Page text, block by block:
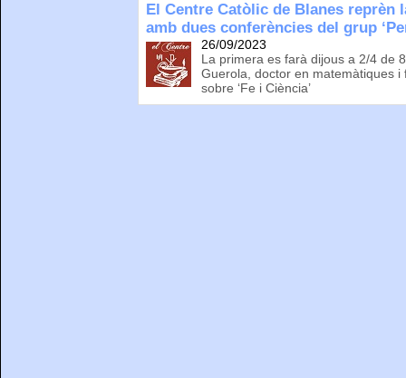
El Centre Catòlic de Blanes reprèn
amb dues conferències del grup
26/09/2023
La primera es farà dijous a 2/4 de
Guerola, doctor en matemàtiques
sobre ‘Fe i Ciència’